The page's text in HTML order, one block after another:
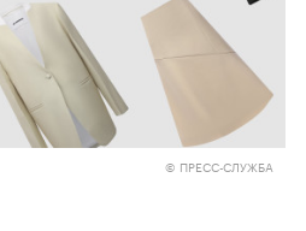
© ПРЕСС-СЛУЖБА